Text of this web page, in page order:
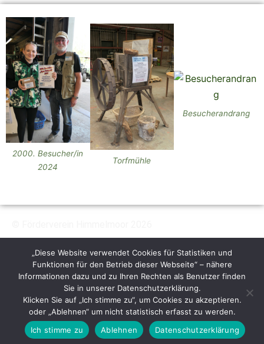
2000. Besucher/in
2024
Torfmühle
Besucherandrang
Himmelmoorchaussee 61
25451 Quickborn
Telefon: 04106 – 97 57 275
Impressum+Datenschutz
E-Mail:post@foerderverein-himmelmoor.de
„Diese Website verwendet Cookies für Statistiken und
Funktionen für den Betrieb dieser Webseite“ – nähere
Informationen dazu und zu Ihren Rechten als Benutzer finden
Sie in unserer Datenschutzerklärung.
Klicken Sie auf „Ich stimme zu“, um Cookies zu akzeptieren.
oder „Ablehnen“ um nicht statistisch erfasst zu werden.
Ich stimme zu
Ablehnen Datenschutzerklärung